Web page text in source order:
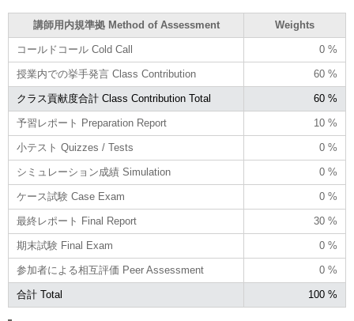
講師用内規準拠 Method of Assessment Weights
コールドコール Cold Call 0 %
授業内での挙手発言 Class Contribution 60 %
クラス貢献度合計 Class Contribution Total 60 %
予習レポート Preparation Report 10 %
小テスト Quizzes / Tests 0 %
シミュレーション成績 Simulation 0 %
ケース試験 Case Exam 0 %
最終レポート Final Report 30 %
期末試験 Final Exam 0 %
参加者による相互評価 Peer Assessment 0 %
合計 Total 100 %